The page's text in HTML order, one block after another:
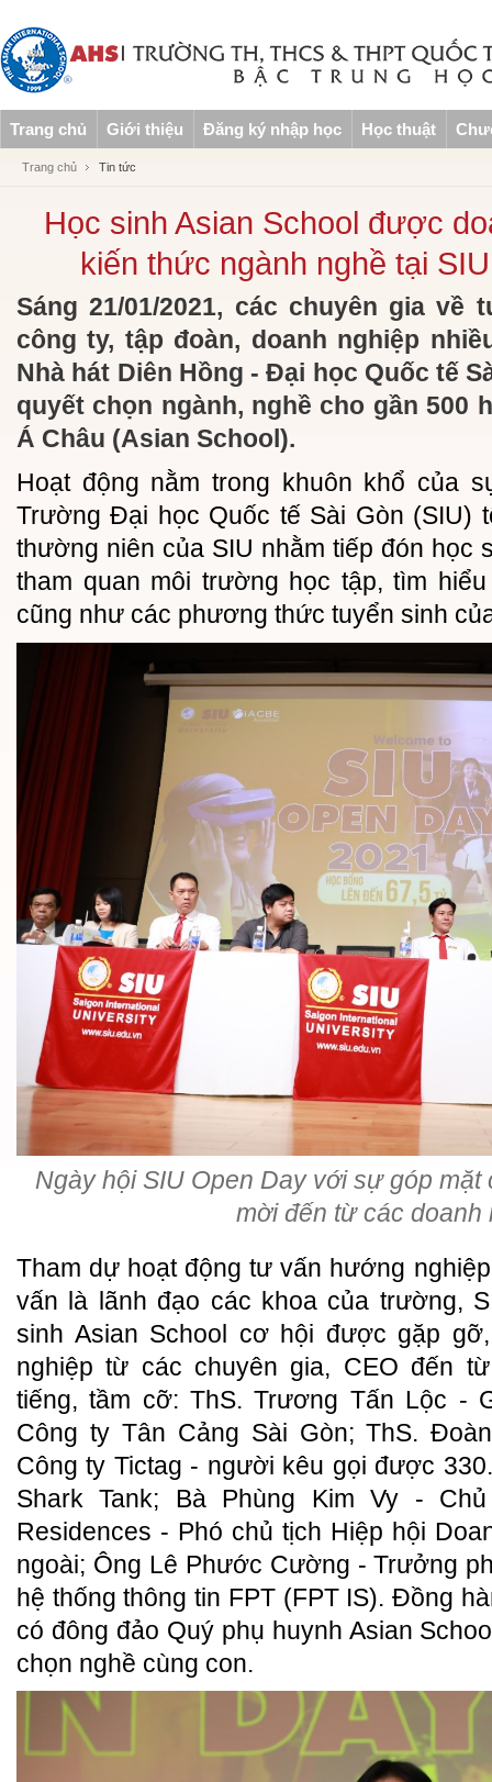
Trang chủ Giới thiệu Đăng ký nhập học Học thuật
Trang chủ Tin tức
Học sinh Asian School được
kiến thức ngành nghề tại
Sáng 21/01/2021, các chuyên gia về
công ty, tập đoàn, doanh nghiệp
Nhà hát Diên Hồng - Đại học Quốc tế
quyết chọn ngành, nghề cho gần 500
Á Châu (Asian School).
Hoạt động nằm trong khuôn khổ của
Trường Đại học Quốc tế Sài Gòn (SIU)
thường niên của SIU nhằm tiếp đón học
tham quan môi trường học tập, tìm
cũng như các phương thức tuyển sinh
Ngày hội SIU Open Day với sự góp
mời đến từ các doanh
Tham dự hoạt động tư vấn hướng
vấn là lãnh đạo các khoa của trường,
sinh Asian School cơ hội được gặp
nghiệp từ các chuyên gia, CEO đến
tiếng, tầm cỡ: ThS. Trương Tấn Lộc -
Công ty Tân Cảng Sài Gòn; ThS.
Công ty Tictag - người kêu gọi được
Shark Tank; Bà Phùng Kim Vy -
Residences - Phó chủ tịch Hiệp hội
ngoài; Ông Lê Phước Cường - Trưởng
hệ thống thông tin FPT (FPT IS). Đồng
có đông đảo Quý phụ huynh Asian
chọn nghề cùng con.